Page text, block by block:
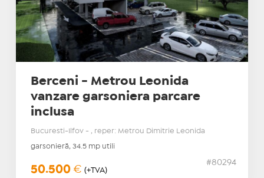
Berceni - Metrou Leonida
vanzare garsoniera parcare
inclusa
Bucuresti-Ilfov - , reper: Metrou Dimitrie Leonida
garsonieră, 34.5 mp utili
50.500 € (+TVA)
#80294